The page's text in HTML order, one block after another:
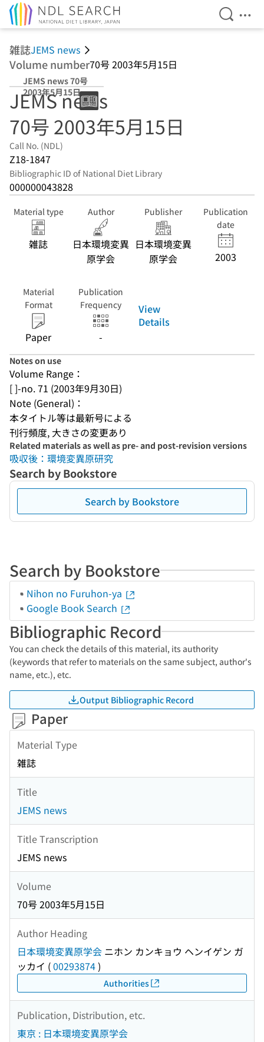
Open
雑誌JEMS news
Volume number70号 2003年5月15日
JEMS news 70号
2003年5月15日
JEMS news
70号 2003年5月15日
Call No. (NDL)
Z18-1847
Bibliographic ID of National Diet Library
000000043828
Material type
雑誌
Author
日本環境変異
原学会
Publisher
日本環境変異
原学会
Publication
date
2003
Material
Format
Paper
Publication
Frequency
-
View
Details
Notes on use
Volume Range：
[ ]-no. 71 (2003年9月30日)
Note (General)：
本タイトル等は最新号による
刊行頻度, 大きさの変更あり
Related materials as well as pre- and post-revision versions
吸収後：環境変異原研究
Search by Bookstore
Search by Bookstore
Search by Bookstore
Nihon no Furuhon-ya
Google Book Search
Bibliographic Record
You can check the details of this material, its authority
(keywords that refer to materials on the same subject, author's
name, etc.), etc.
Output Bibliographic Record
Paper
Material Type
雑誌
Title
JEMS news
Title Transcription
JEMS news
Volume
70号 2003年5月15日
Author Heading
日本環境変異原学会 ニホン カンキョウ ヘンイゲン ガ
ッカイ (00293874)
Authorities
Publication, Distribution, etc.
東京 : 日本環境変異原学会